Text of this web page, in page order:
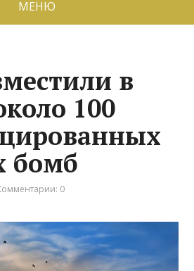
МЕНЮ
в
100
бомб
0